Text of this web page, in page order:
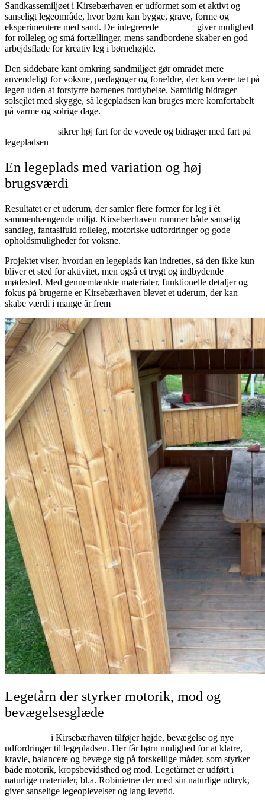
Sandkassemiljøet i Kirsebærhaven er udformet som et aktivt og
sanseligt legeområde, hvor børn kan bygge, grave, forme og
eksperimentere med sand. De integrerede
giver mulighed
for rolleleg og små fortællinger, mens sandbordene skaber en god
arbejdsflade for kreativ leg i børnehøjde.
Den siddebare kant omkring sandmiljøet gør området mere
anvendeligt for voksne, pædagoger og forældre, der kan være tæt på
legen uden at forstyrre børnenes fordybelse. Samtidig bidrager
solsejlet med skygge, så legepladsen kan bruges mere komfortabelt
på varme og solrige dage.
sikrer høj fart for de vovede og bidrager med fart på
legepladsen
En legeplads med variation og høj
brugsværdi
Resultatet er et uderum, der samler flere former for leg i ét
sammenhængende miljø. Kirsebærhaven rummer både sanselig
sandleg, fantasifuld rolleleg, motoriske udfordringer og gode
opholdsmuligheder for voksne.
Projektet viser, hvordan en legeplads kan indrettes, så den ikke kun
bliver et sted for aktivitet, men også et trygt og indbydende
mødested. Med gennemtænkte materialer, funktionelle detaljer og
fokus på brugerne er Kirsebærhaven blevet et uderum, der kan
skabe værdi i mange år frem
Legetårn der styrker motorik, mod og
bevægelsesglæde
i Kirsebærhaven tilføjer højde, bevægelse og nye
udfordringer til legepladsen. Her får børn mulighed for at klatre,
kravle, balancere og bevæge sig på forskellige måder, som styrker
både motorik, kropsbevidsthed og mod. Legetårnet er udført i
naturlige materialer, bl.a. Robinietræ der med sin naturlige udtryk,
giver sanselige legeoplevelser og lang levetid.